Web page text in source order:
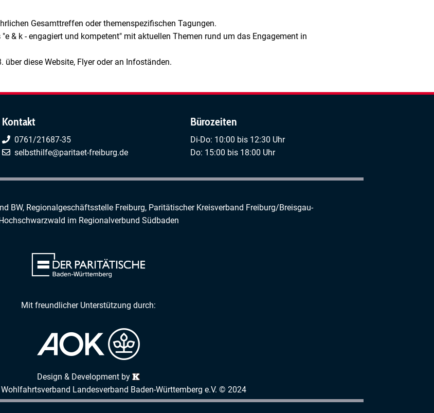
Gesamttreffen oder themenspezifischen Tagungen.
& k - engagiert und kompetent" mit aktuellen Themen rund um das Engagement in
diese Website, Flyer oder an Infoständen.
Kontakt
0761/21687-35
selbsthilfe@paritaet-freiburg.de
Bürozeiten
Di-Do: 10:00 bis 12:30 Uhr
Do: 15:00 bis 18:00 Uhr
BW, Regionalgeschäftsstelle Freiburg, Paritätischer Kreisverband Freiburg/Breisgau-
im Regionalverbund Südbaden
Mit freundlicher Unterstützung durch:
Design & Development by
Wohlfahrtsverband Landesverband Baden-Württemberg e.V. © 2024